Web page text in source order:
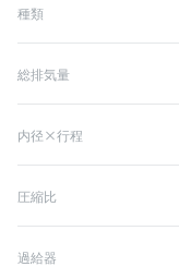
種類
総排気量
内径×行程
圧縮比
過給器